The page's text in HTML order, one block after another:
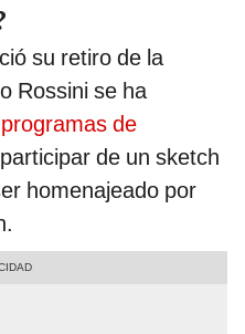
su retiro de la
Rossini se ha
programas de
de un sketch
homenajeado por